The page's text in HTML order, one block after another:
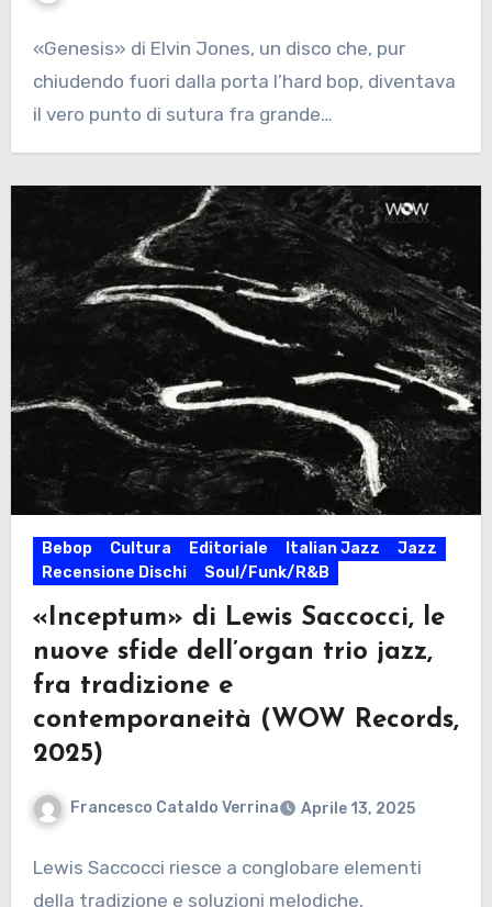
«Genesis» di Elvin Jones, un disco che, pur
chiudendo fuori dalla porta l’hard bop, diventava
il vero punto di sutura fra grande…
Bebop Cultura Editoriale Italian Jazz
Jazz
Recensione Dischi
Soul/Funk/R&B
«Inceptum» di Lewis Saccocci, le
nuove sfide dell’organ trio jazz,
fra tradizione e
contemporaneità (WOW Records,
2025)
Francesco Cataldo Verrina Aprile 13, 2025
Lewis Saccocci riesce a conglobare elementi
della tradizione e soluzioni melodiche,